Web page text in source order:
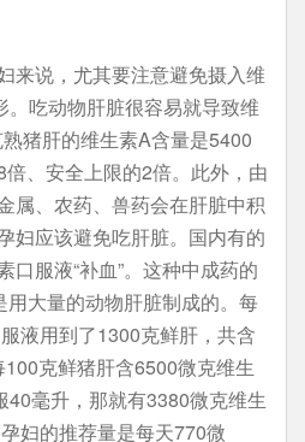
来说，尤其要注意避免摄入维
吃动物肝脏很容易就导致维
猪肝的维生素A含量是5400
、安全上限的2倍。此外，由
属、农药、兽药会在肝脏中积
妇应该避免吃肝脏。国内有的
口服液“补血”。这种中成药的
用大量的动物肝脏制成的。每
液用到了1300克鲜肝，共含
克鲜猪肝含6500微克维生
毫升，那就有3380微克维生
妇的推荐量是每天770微